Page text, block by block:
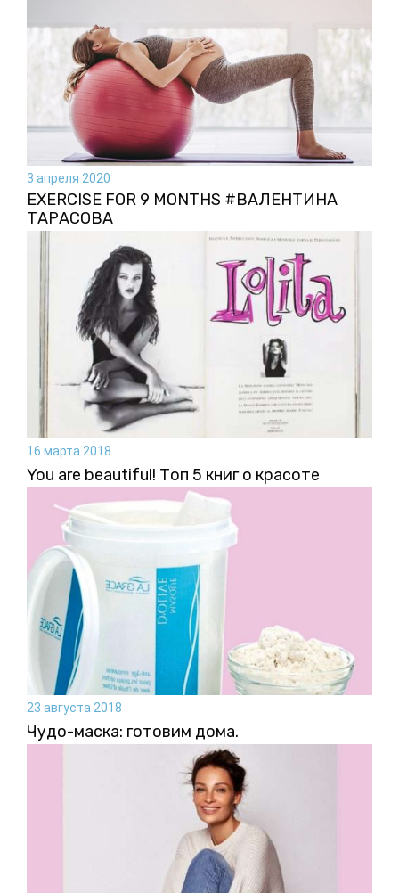
3 апреля 2020
EXERCISE FOR 9 MONTHS #ВАЛЕНТИНА
ТАРАСОВА
16 марта 2018
You are beautiful! Топ 5 книг о красоте
23 августа 2018
Чудо-маска: готовим дома.